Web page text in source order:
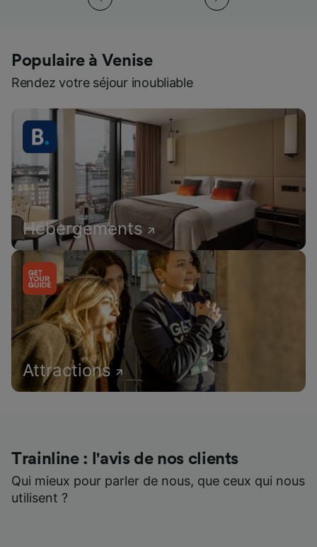
Populaire à Venise
Rendez votre séjour inoubliable
Hébergements
Attractions
Trainline : l'avis de nos clients
Qui mieux pour parler de nous, que ceux qui nous
utilisent ?